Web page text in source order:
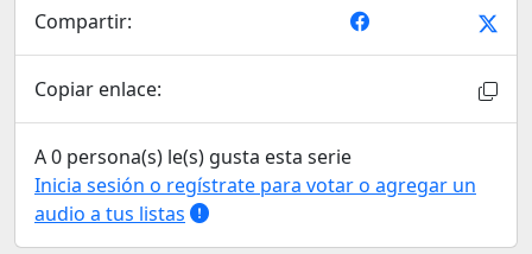
Compartir:
Copiar enlace:
A 0 persona(s) le(s) gusta esta serie
Inicia sesión o regístrate para votar o agregar un
audio a tus listas